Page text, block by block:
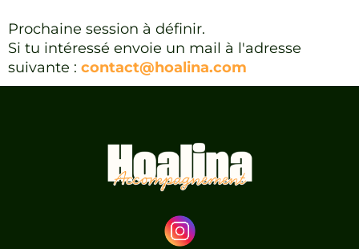
Prochaine session à définir.
Si tu intéressé envoie un mail à l'adresse
suivante : contact@hoalina.com